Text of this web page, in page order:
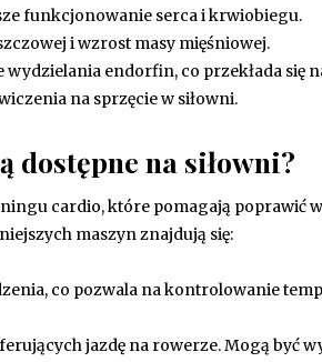
funkcjonowanie serca i krwiobiegu.
i wzrost masy mięśniowej.
wydzielania endorfin, co przekłada się
na sprzęcie w siłowni.
dostępne na siłowni?
cardio, które pomagają poprawić
maszyn znajdują się:
co pozwala na kontrolowanie
jazdę na rowerze. Mogą być